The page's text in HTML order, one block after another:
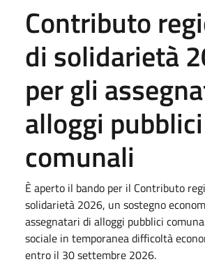
Contributo
di solidarietà
per gli
alloggi pubblici
comunali
È aperto il bando per il Contributo
solidarietà 2026, un sostegno
assegnatari di alloggi pubblici
sociale in temporanea difficoltà
entro il 30 settembre 2026.